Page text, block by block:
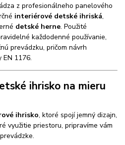
z profesionálneho panelového
interiérové detské ihriská,
detské herne. Použité
každodenné používanie,
prevádzku, pričom návrh
EN 1176.
ihrisko na mieru
ihrisko, ktoré spojí jemný dizajn,
využitie priestoru, pripravíme vám